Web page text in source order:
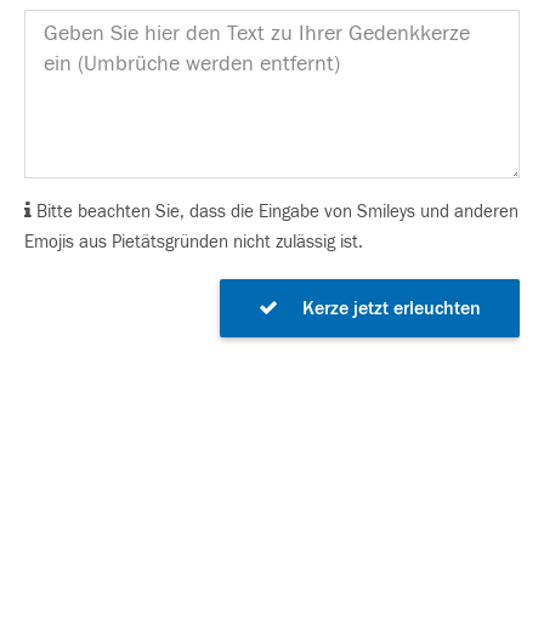
Bitte beachten Sie, dass die Eingabe von Smileys und anderen
Emojis aus Pietätsgründen nicht zulässig ist.
Kerze jetzt erleuchten